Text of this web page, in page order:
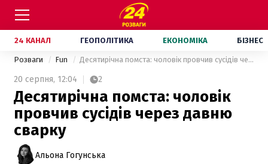
24 КАНАЛ ГЕОПОЛІТИКА ЕКОНОМІКА БІЗНЕС
Розваги Fun Десятирічна помста: чоловік провчив сусідів через давню сварку
20 серпня, 12:04 2
Десятирічна помста: чоловік
провчив сусідів через давню
сварку
Альона Гогунська